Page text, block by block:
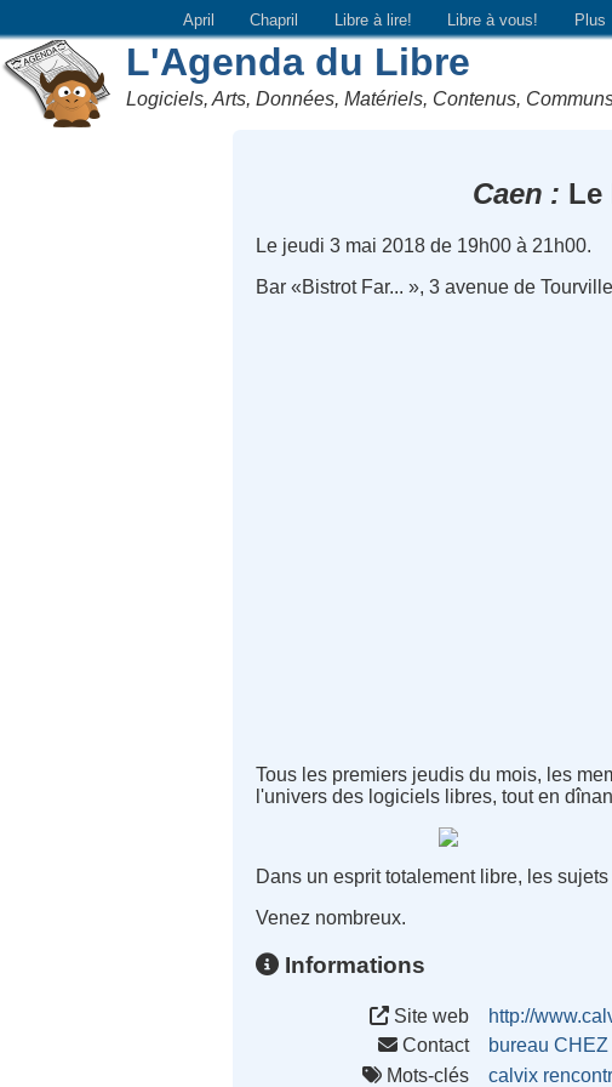
April Chapril Libre à lire! Libre à vous! Plus
L'Agenda du Libre
Logiciels, Arts, Données, Matériels, Contenus,
Caen Le
Le jeudi 3 mai 2018 de 19h00 à 21h00.
Bar «Bistrot Far... », 3 avenue de
Tous les premiers jeudis du mois, les
l'univers des logiciels libres, tout en
Dans un esprit totalement libre, les
Venez nombreux.
Informations
Site web
http://
Contact
bureau
Mots-clés
calvix